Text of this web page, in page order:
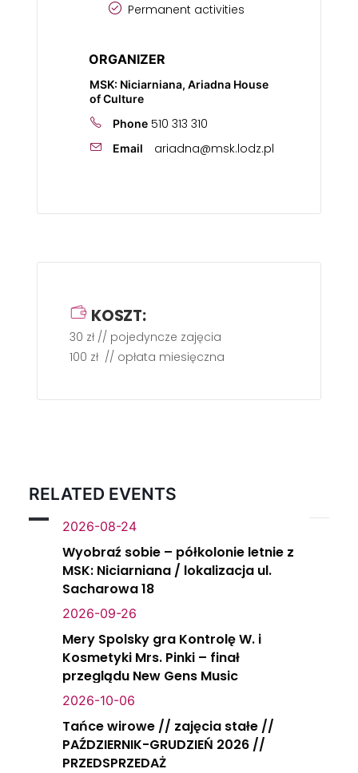
Permanent activities
ORGANIZER
MSK: Niciarniana, Ariadna House
of Culture
Phone 510 313 310
Email ariadna@msk.lodz.pl
KOSZT:
30 zł // pojedyncze zajęcia
100 zł // opłata miesięczna
RELATED EVENTS
2026-08-24
Wyobraź sobie – półkolonie letnie z
MSK: Niciarniana / lokalizacja ul.
Sacharowa 18
2026-09-26
Mery Spolsky gra Kontrolę W. i
Kosmetyki Mrs. Pinki – finał
przeglądu New Gens Music
2026-10-06
Tańce wirowe // zajęcia stałe //
PAŹDZIERNIK-GRUDZIEŃ 2026 //
PRZEDSPRZEDAŻ